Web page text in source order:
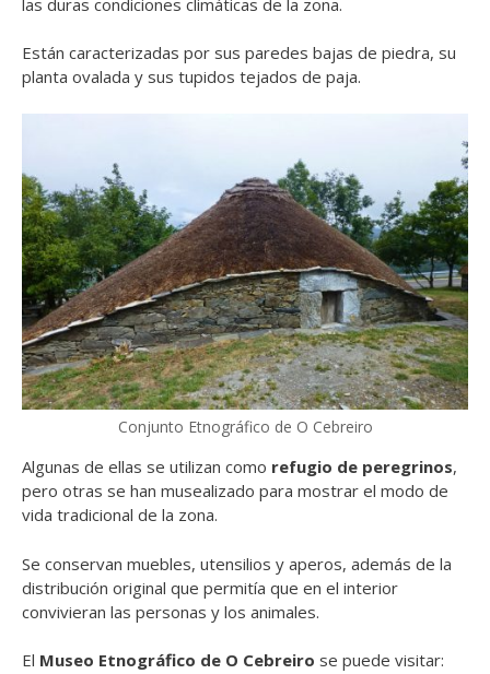
Están caracterizadas por sus paredes bajas de piedra, su
planta ovalada y sus tupidos tejados de paja.
Conjunto Etnográfico de O Cebreiro
Algunas de ellas se utilizan como refugio de peregrinos,
pero otras se han musealizado para mostrar el modo de
vida tradicional de la zona.
Se conservan muebles, utensilios y aperos, además de la
distribución original que permitía que en el interior
convivieran las personas y los animales.
El Museo Etnográfico de O Cebreiro se puede visitar: